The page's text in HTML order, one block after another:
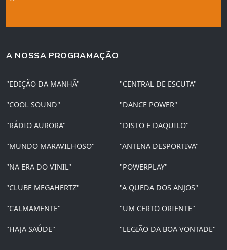
A NOSSA PROGRAMAÇÃO
"EDIÇÃO DA MANHÃ" "CENTRAL DE ESCUTA"
"COOL SOUND" "DANCE POWER"
"RÁDIO AURORA" "DISTO E DAQUILO"
"MUNDO MARAVILHOSO" "ANTENA DESPORTIVA"
"NA ERA DO VINIL" "POWERPLAY"
"CLUBE MEGAHERTZ" "A QUEDA DOS ANJOS"
"CALMAMENTE" "UM CERTO ORIENTE"
"HAJA SAÚDE" "LEGIÃO DA BOA VONTADE"